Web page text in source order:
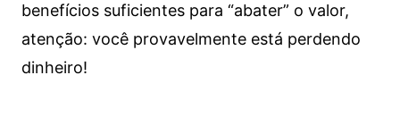
benefícios suficientes para “abater” o valor,
atenção: você provavelmente está perdendo
dinheiro!